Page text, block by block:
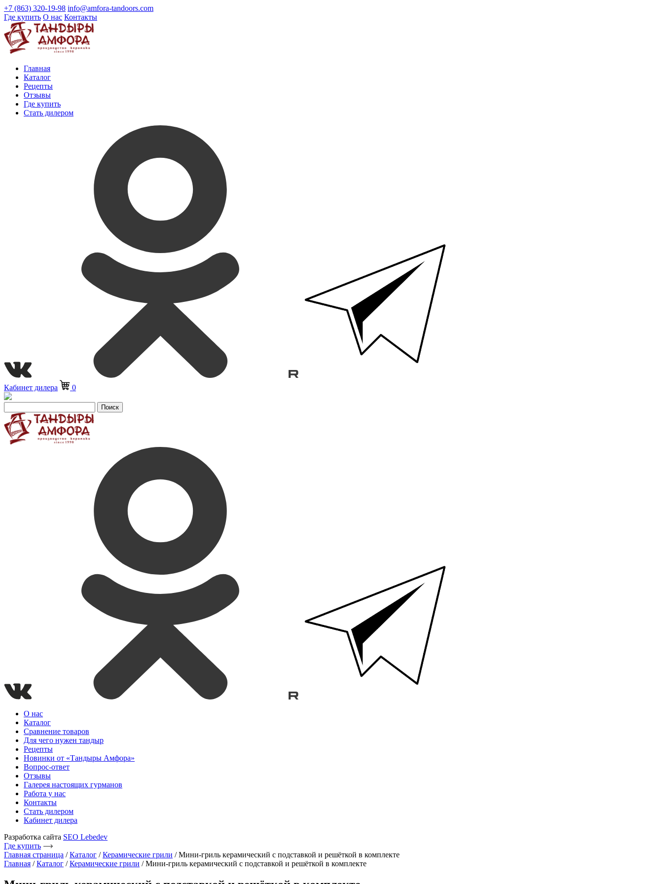
+7 (863) 320-19-98 info@amfora-tandoors.com
Где купить О нас Контакты
Главная
Каталог
Рецепты
Отзывы
Где купить
Стать дилером
Кабинет дилера 0
Поиск
О нас
Каталог
Сравнение товаров
Для чего нужен тандыр
Рецепты
Новинки от «Тандыры Амфора»
Вопрос-ответ
Отзывы
Галерея настоящих гурманов
Работа у нас
Контакты
Стать дилером
Кабинет дилера
Разработка сайта SEO Lebedev
Где купить
Главная страница /Каталог /Керамические грили /Мини-гриль керамический с подставкой и решёткой в комплекте
Главная /Каталог /Керамические грили / Мини-гриль керамический с подставкой и решёткой в комплекте